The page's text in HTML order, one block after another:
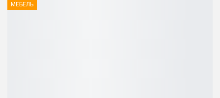
МЕБЕЛЬ